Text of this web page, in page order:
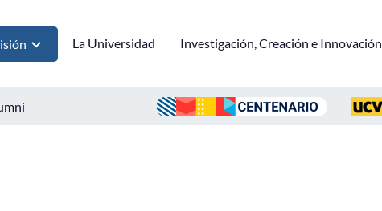
La Universidad Investigación, Creación e Innovación